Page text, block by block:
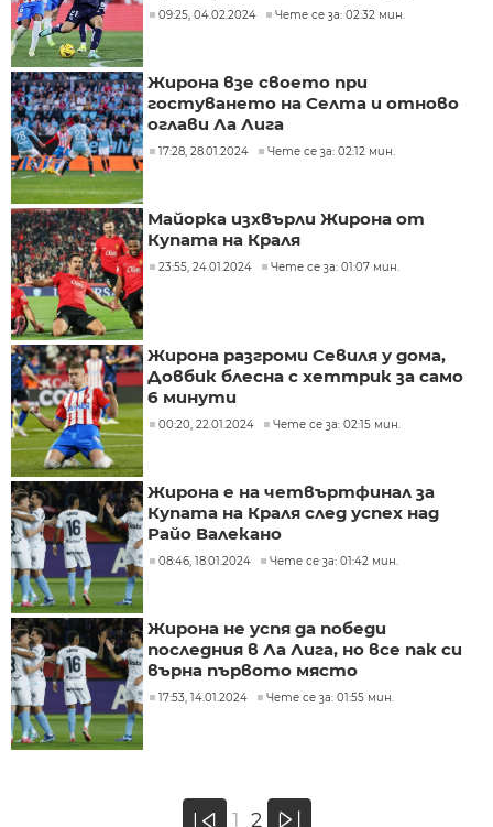
09:25, 04.02.2024 Чете се за: 02:32 мин.
Жирона взе своето при
гостуването на Селта и отново
оглави Ла Лига
17:28, 28.01.2024 Чете се за: 02:12 мин.
Майорка изхвърли Жирона от
Купата на Краля
23:55, 24.01.2024 Чете се за: 01:07 мин.
Жирона разгроми Севиля у дома,
Довбик блесна с хеттрик за само
6 минути
00:20, 22.01.2024 Чете се за: 02:15 мин.
Жирона е на четвъртфинал за
Купата на Краля след успех над
Райо Валекано
08:46, 18.01.2024 Чете се за: 01:42 мин.
Жирона не успя да победи
последния в Ла Лига, но все пак си
върна първото място
17:53, 14.01.2024 Чете се за: 01:55 мин.
1 2 »